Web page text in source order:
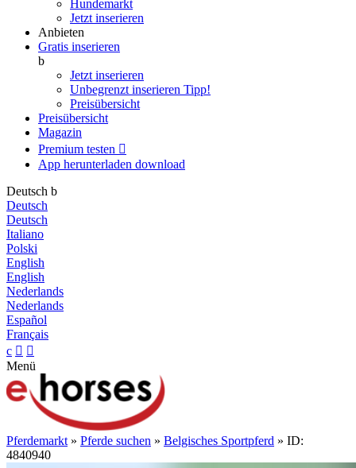
Hundemarkt
Jetzt inserieren
Anbieten
Gratis inserieren
b
Jetzt inserieren
Unbegrenzt inserieren Tipp!
Preisübersicht
Preisübersicht
Magazin
Premium testen 
App herunterladen download
Deutsch b
Deutsch
Deutsch
Italiano
Polski
English
English
Nederlands
Nederlands
Español
Français
c  
Menü
Pferdemarkt » Pferde suchen » Belgisches Sportpferd » ID:
4840940